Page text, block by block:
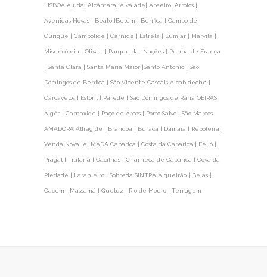
LISBOA Ajuda| Alcântara| Alvalade| Areeiro| Arroios |
Avenidas Novas | Beato |Belém | Benfica | Campo de
Ourique | Campolide | Carnide | Estrela | Lumiar | Marvila |
Misericórdia | Olivais | Parque das Nações | Penha de França
| Santa Clara | Santa Maria Maior |Santo António | São
Domingos de Benfica | São Vicente Cascais Alcabideche |
Carcavelos | Estoril | Parede | São Domingos de Rana OEIRAS
Algés | Carnaxide | Paço de Arcos | Porto Salvo | São Marcos
AMADORA Alfragide | Brandoa | Buraca | Damaia | Reboleira |
Venda Nova ALMADA Caparica | Costa da Caparica | Feijó |
Pragal | Trafaria | Cacilhas | Charneca de Caparica | Cova da
Piedade | Laranjeiro | Sobreda SINTRA Algueirão | Belas |
Cacém | Massamá | Queluz | Rio de Mouro | Terrugem